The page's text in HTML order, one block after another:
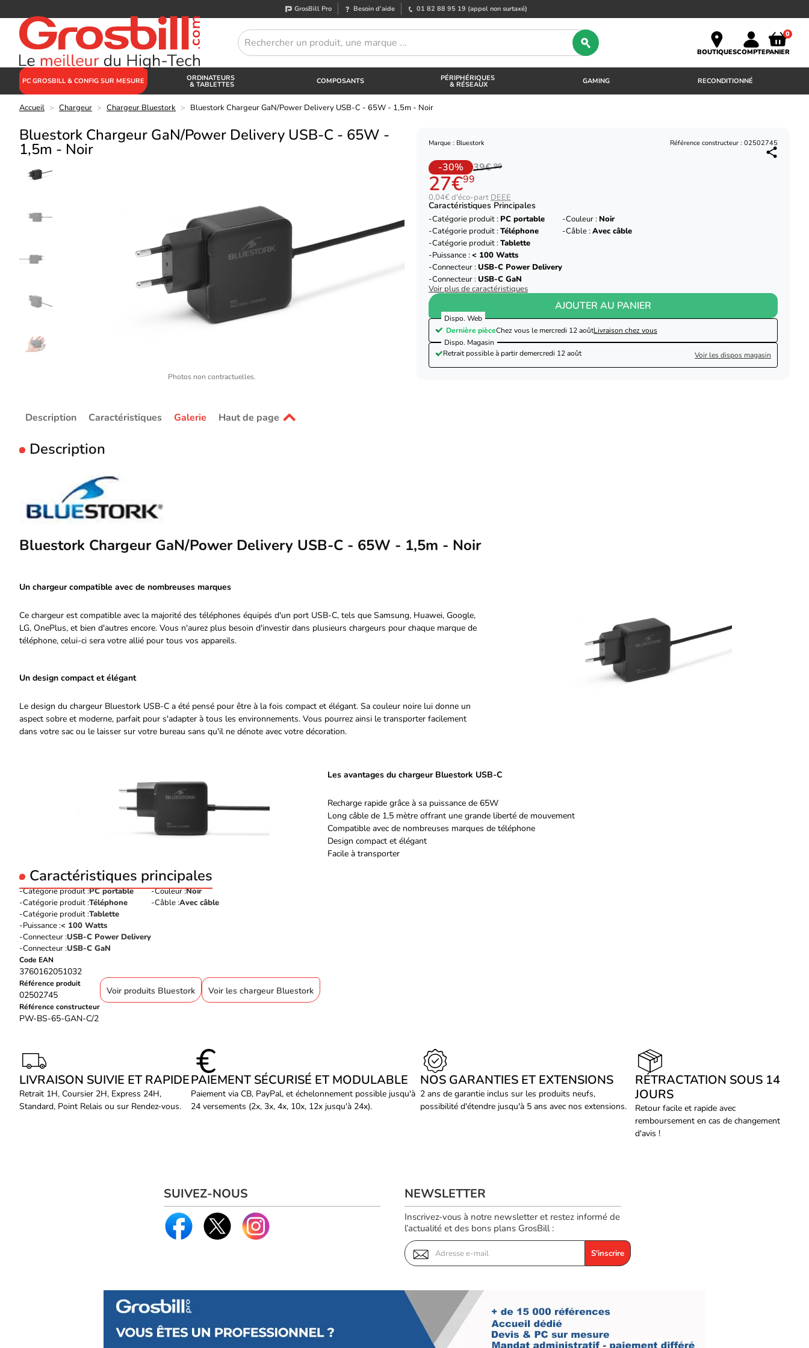
GrosBill Pro Besoin d’aide 01 82 88 95 19 (appel non surtaxé)
BOUTIQUESCOMPTE
0
PANIER
PC GROSBILL & CONFIG SUR MESURE ORDINATEURS
& TABLETTES COMPOSANTS PÉRIPHÉRIQUES
& RÉSEAUX GAMING RECONDITIONNÉ
Accueil > Chargeur > Chargeur Bluestork > Bluestork Chargeur GaN/Power Delivery USB-C - 65W - 1,5m - Noir
Bluestork Chargeur GaN/Power Delivery USB-C - 65W -
1,5m - Noir
Photos non contractuelles.
Marque : Bluestork Référence constructeur : 02502745
-30% 39€ 99
27€99
0,04€ d'éco-part DEEE
Caractéristiques Principales
Catégorie produit : PC portable
Catégorie produit :Téléphone
Catégorie produit :Tablette
Puissance :< 100 Watts
Connecteur :USB-C Power Delivery
Connecteur :USB-C GaN
Couleur : Noir
Câble :Avec câble
Voir plus de caractéristiques
AJOUTER AU PANIER
Dispo. Web
Dernière pièceChez vous le mercredi 12 aoûtLivraison chez vous
Dispo. Magasin
Retrait possible à partir demercredi 12 août Voir les dispos magasin
Description Caractéristiques Galerie Haut de page
Description
Bluestork Chargeur GaN/Power Delivery USB-C - 65W - 1,5m - Noir
Un chargeur compatible avec de nombreuses marques
Ce chargeur est compatible avec la majorité des téléphones équipés d'un port USB-C, tels que Samsung, Huawei, Google,
LG, OnePlus, et bien d'autres encore. Vous n'aurez plus besoin d'investir dans plusieurs chargeurs pour chaque marque de
téléphone, celui-ci sera votre allié pour tous vos appareils.
Un design compact et élégant
Le design du chargeur Bluestork USB-C a été pensé pour être à la fois compact et élégant. Sa couleur noire lui donne un
aspect sobre et moderne, parfait pour s'adapter à tous les environnements. Vous pourrez ainsi le transporter facilement
dans votre sac ou le laisser sur votre bureau sans qu'il ne dénote avec votre décoration.
Les avantages du chargeur Bluestork USB-C
Recharge rapide grâce à sa puissance de 65W
Long câble de 1,5 mètre offrant une grande liberté de mouvement
Compatible avec de nombreuses marques de téléphone
Design compact et élégant
Facile à transporter
Caractéristiques principales
Catégorie produit :PC portable
Catégorie produit :Téléphone
Catégorie produit :Tablette
Puissance :< 100 Watts
Connecteur :USB-C Power Delivery
Connecteur :USB-C GaN
Couleur :Noir
Câble :Avec câble
Code EAN
3760162051032
Référence produit
02502745
Référence constructeur
PW-BS-65-GAN-C/2
Voir produits Bluestork Voir les chargeur Bluestork
LIVRAISON SUIVIE ET RAPIDE
Retrait 1H, Coursier 2H, Express 24H,
Standard, Point Relais ou sur Rendez-vous.
PAIEMENT SÉCURISÉ ET MODULABLE
Paiement via CB, PayPal, et échelonnement possible jusqu'à
24 versements (2x, 3x, 4x, 10x, 12x jusqu'à 24x).
NOS GARANTIES ET EXTENSIONS
2 ans de garantie inclus sur les produits neufs,
possibilité d'étendre jusqu'à 5 ans avec nos extensions.
RÉTRACTATION SOUS 14
JOURS
Retour facile et rapide avec
remboursement en cas de changement
d'avis !
SUIVEZ-NOUS NEWSLETTER
Inscrivez-vous à notre newsletter et restez informé de
l’actualité et des bons plans GrosBill :
S'inscrire